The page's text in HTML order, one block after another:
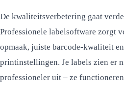
De kwaliteitsverbetering gaat
Professionele labelsoftware zorgt
opmaak, juiste barcode-kwaliteit
printinstellingen. Je labels zien er
professioneler uit – ze